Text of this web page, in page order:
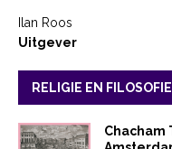
Ilan Roos
Uitgever
RELIGIE EN FILOSOFIE
Chacham